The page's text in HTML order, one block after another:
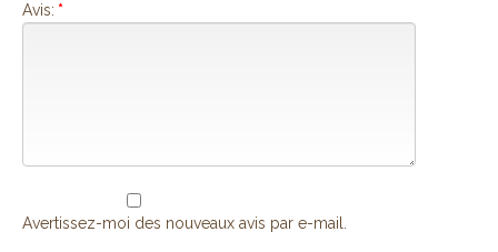
Avis: *
Avertissez-moi des nouveaux avis par e-mail.